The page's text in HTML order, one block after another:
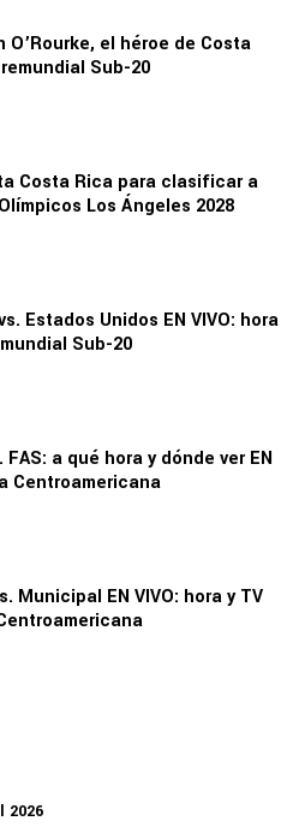
O’Rourke, el héroe de Costa
Sub-20
Costa Rica para clasificar a
Los Ángeles 2028
Estados Unidos EN VIVO: hora
Sub-20
a qué hora y dónde ver EN
Centroamericana
Municipal EN VIVO: hora y TV
2026